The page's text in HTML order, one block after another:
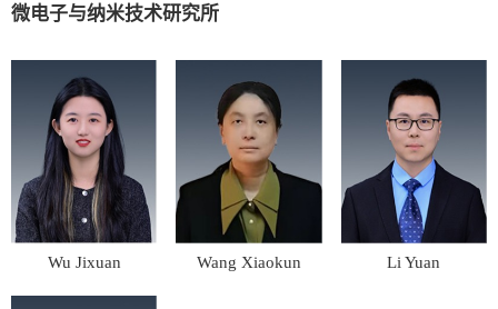
微电子与纳米技术研究所
Wu Jixuan Wang Xiaokun Li Yuan